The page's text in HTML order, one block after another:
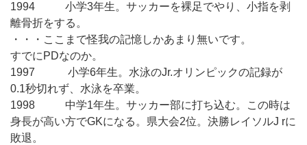
1994 小学3年生。サッカーを裸足でやり、小指を剥
離骨折をする。
・・・ここまで怪我の記憶しかあまり無いです。
すでにPDなのか。
1997 小学6年生。水泳のJr.オリンピックの記録が
0.1秒切れず、水泳を卒業。
1998 中学1年生。サッカー部に打ち込む。この時は
身長が高い方でGKになる。県大会2位。決勝レイソルJ rに
敗退。